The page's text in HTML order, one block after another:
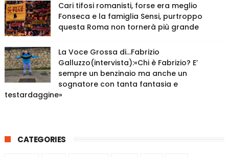
Cari tifosi romanisti, forse era meglio
Fonseca e la famiglia Sensi, purtroppo
questa Roma non tornerà più grande
La Voce Grossa di…Fabrizio
Galluzzo(intervista):«Chi è Fabrizio? E’
sempre un benzinaio ma anche un
sognatore con tanta fantasia e
testardaggine»
CATEGORIES